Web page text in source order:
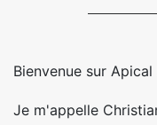
Bienvenue sur Apical
Je m'appelle